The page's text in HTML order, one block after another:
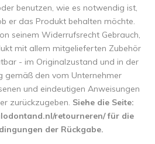
benutzen, wie es notwendig ist,
er das Produkt behalten möchte.
seinem Widerrufsrecht Gebrauch,
mit allem mitgelieferten Zubehör
- im Originalzustand und in der
gemäß den vom Unternehmer
und eindeutigen Anweisungen
zurückzugeben. Siehe die Seite:
retourneren/ für die
der Rückgabe.